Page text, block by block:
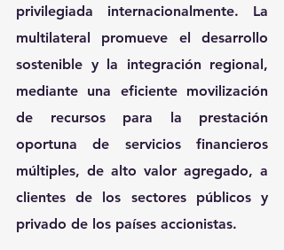
privilegiada internacionalmente. La
multilateral promueve el desarrollo
sostenible y la integración regional ,
mediante una eficiente movilización
de recursos para la prestación
oportuna de servicios financieros
múltiples, de alto valor agregado, a
clientes de los sectores públicos y
privado de los países accionistas.